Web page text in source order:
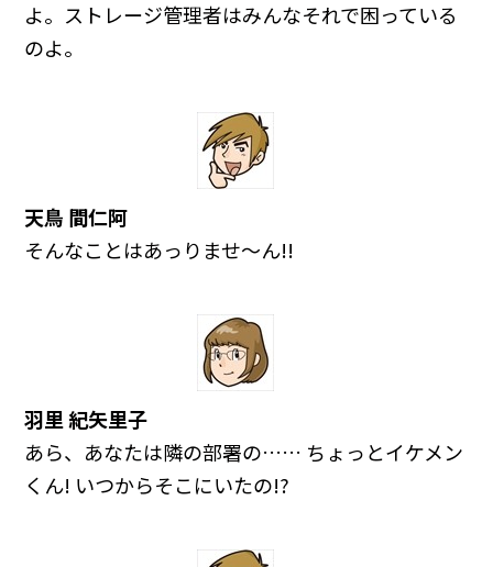
よ。ストレージ管理者はみんなそれで困っている
のよ。
天鳥 間仁阿
そんなことはあっりませ～ん!!
羽里 紀矢里子
あら、あなたは隣の部署の…… ちょっとイケメン
くん! いつからそこにいたの!?